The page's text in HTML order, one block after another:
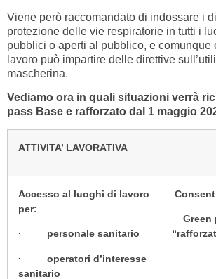
Viene però raccomandato di indossare i
protezione delle vie respiratorie in tutti i
pubblici o aperti al pubblico, e comunque
lavoro può impartire delle direttive
mascherina.
Vediamo ora in quali situazioni verrà
pass Base e rafforzato dal 1 maggio
ATTIVITA’ LAVORATIVA
Accesso al luoghi di lavoro
per:
· personale sanitario
· operatori d’interesse
sanitario
Green